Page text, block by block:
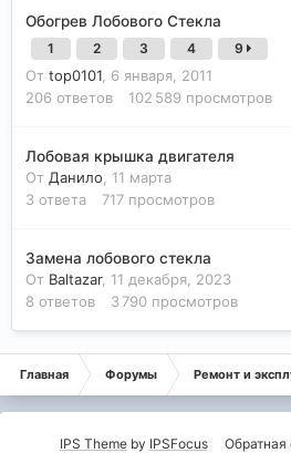
Обогрев Лобового Стекла
1 2 3 4 9
От top0101 6 января, 2011
206 ответов 102 589 просмотров
Лобовая крышка двигателя
От Данило
11 марта
3 ответа 717 просмотров
Замена лобового стекла
От Baltazar, 11 декабря, 2023
8 ответов 3 790 просмотров
Главная Форумы Ремонт и
IPS Themeby IPSFocus Обратная